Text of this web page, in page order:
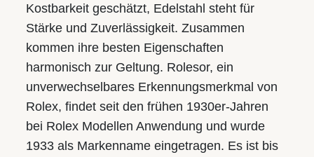
Kostbarkeit geschätzt, Edelstahl steht für
Stärke und Zuverlässigkeit. Zusammen
kommen ihre besten Eigenschaften
harmonisch zur Geltung. Rolesor, ein
unverwechsel­bares Erkennungs­merkmal von
Rolex, findet seit den frühen 1930er-Jahren
bei Rolex Modellen Anwendung und wurde
1933 als Markenname eingetragen. Es ist bis
Juwelier S.M.WILD
Im Palais Kaufmännischer Verein
Landstraße 49, 4020 Linz
Tel.:+43 732 774105-31
E-Mail:juwelier@smwild.at
Öffnungszeiten:
Mo.-Fr.: 9.30 bis 18.00
Sa.: 9.30 bis 17.00